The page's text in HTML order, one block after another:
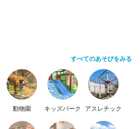
すべてのあそびをみる
動物園 キッズパーク アスレチック